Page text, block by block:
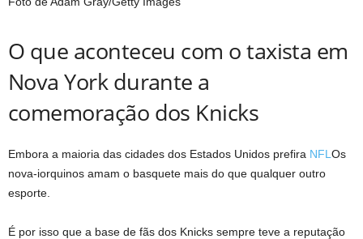
O que aconteceu com o taxista em
Nova York durante a
comemoração dos Knicks
Embora a maioria das cidades dos Estados Unidos prefira NFL Os
nova-iorquinos amam o basquete mais do que qualquer outro
esporte.
É por isso que a base de fãs dos Knicks sempre teve a reputação